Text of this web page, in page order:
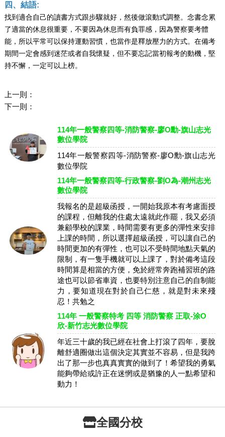
四、結語:
找到適合自己的讀書方式跟步驟就好，然後做滾動式調整。念書念累
了適當的休息很重要，不要因為休息而有負罪感，因為警察要考體
能，所以平常可以保持運動習慣，也當作是釋放壓力的方式。在備考
期間一定會感到迷茫或者自我懷疑，但不要忘記當初報考的動機，堅
持不懈，一定可以上榜。
上一則：
下一則：
114年一般警察四等-消防警察-廖O勳-旗山志光
數位學院
114年一般警察四等-消防警察-廖O勳-旗山志光
數位學院
114年一般警察四等-行政警察-劉O為-潮州志光
數位學院
我報名的是超級函授，一開始我原本有考慮面授
的課程，但離我的住處太遠就此作罷，我又必須
兼顧學校的課業，時間需要有更多的彈性來安排
上課的時間，所以選擇超級函授，可以讓自己的
時間更加的有彈性，也可以不受時間地點天氣的
限制，有一隻手機就可以上課了，對於備考這段
時間算是相當的方便，免於經常奔跑補習班的路
途也可以節省車資，也要特別注意自己的自制能
力，要知道現在對於自己仁慈，就是對未來殘
忍！共勉之
114年 一般警察特考 四等 消防警察 正取-涂O
欣-新竹志光數位學院
年近三十歲的我已經在社會上打滾了四年，要脫
離舒適圈做出這個決定其實並不容易，但是我跨
出了那一步也真真實實的做到了！希望我的勇氣
能夠帶給或許正在迷惘或是猶豫的人一點希望和
動力！
全國分校